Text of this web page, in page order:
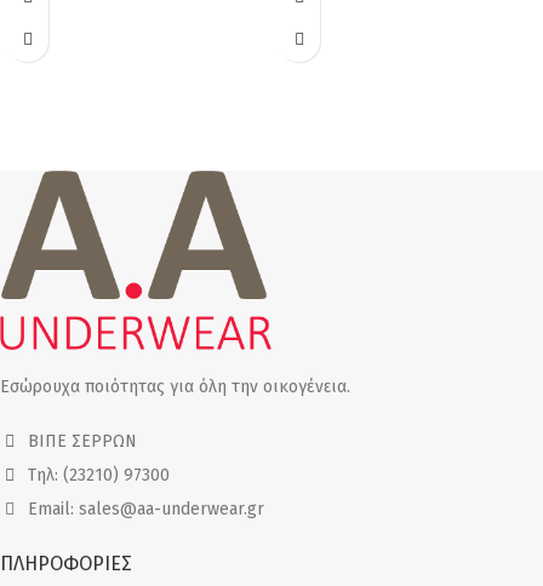
Εσώρουχα ποιότητας για όλη την οικογένεια.
ΒΙΠΕ ΣΕΡΡΩΝ
Τηλ: (23210) 97300
Email: sales@aa-underwear.gr
ΠΛΗΡΟΦΟΡΙΕΣ